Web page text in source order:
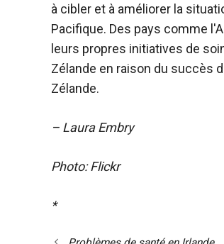
à cibler et à améliorer la
Pacifique. Des pays comme
leurs propres initiatives de
Zélande en raison du succès
Zélande.
– Laura Embry
Photo: Flickr
*